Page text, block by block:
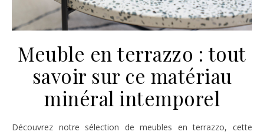
Meuble en terrazzo : tout
savoir sur ce matériau
minéral intemporel
Découvrez notre sélection de meubles en terrazzo, cette